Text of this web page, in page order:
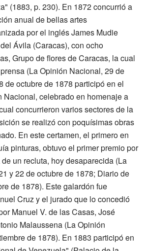
(1883, p. 230). En 1872 concurrió a
anual de bellas artes
por el inglés James Mudie
Ávila (Caracas), con ocho
Grupo de flores de Caracas, la cual
(La Opinión Nacional, 29 de
de octubre de 1878 participó en el
Nacional, celebrado en homenaje a
concurrieron varios sectores de la
se realizó con poquísimas obras
En este certamen, el primero en
pinturas, obtuvo el primer premio por
un recluta, hoy desaparecida (La
y 22 de octubre de 1878; Diario de
de 1878). Este galardón fue
Cruz y el jurado que lo concedió
Manuel V. de las Casas, José
Malaussena (La Opinión
de 1878). En 1883 participó en